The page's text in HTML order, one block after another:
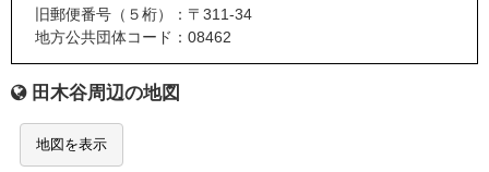
旧郵便番号（５桁）：〒311-34
地方公共団体コード：08462
田木谷周辺の地図
地図を表示